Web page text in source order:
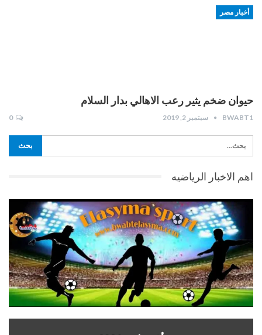
أخبار مصر
حيوان ضخم يثير رعب الاهالي بدار السلام
BWABT1 سبتمبر 2, 2019 0
اهم الاخبار الرياضيه